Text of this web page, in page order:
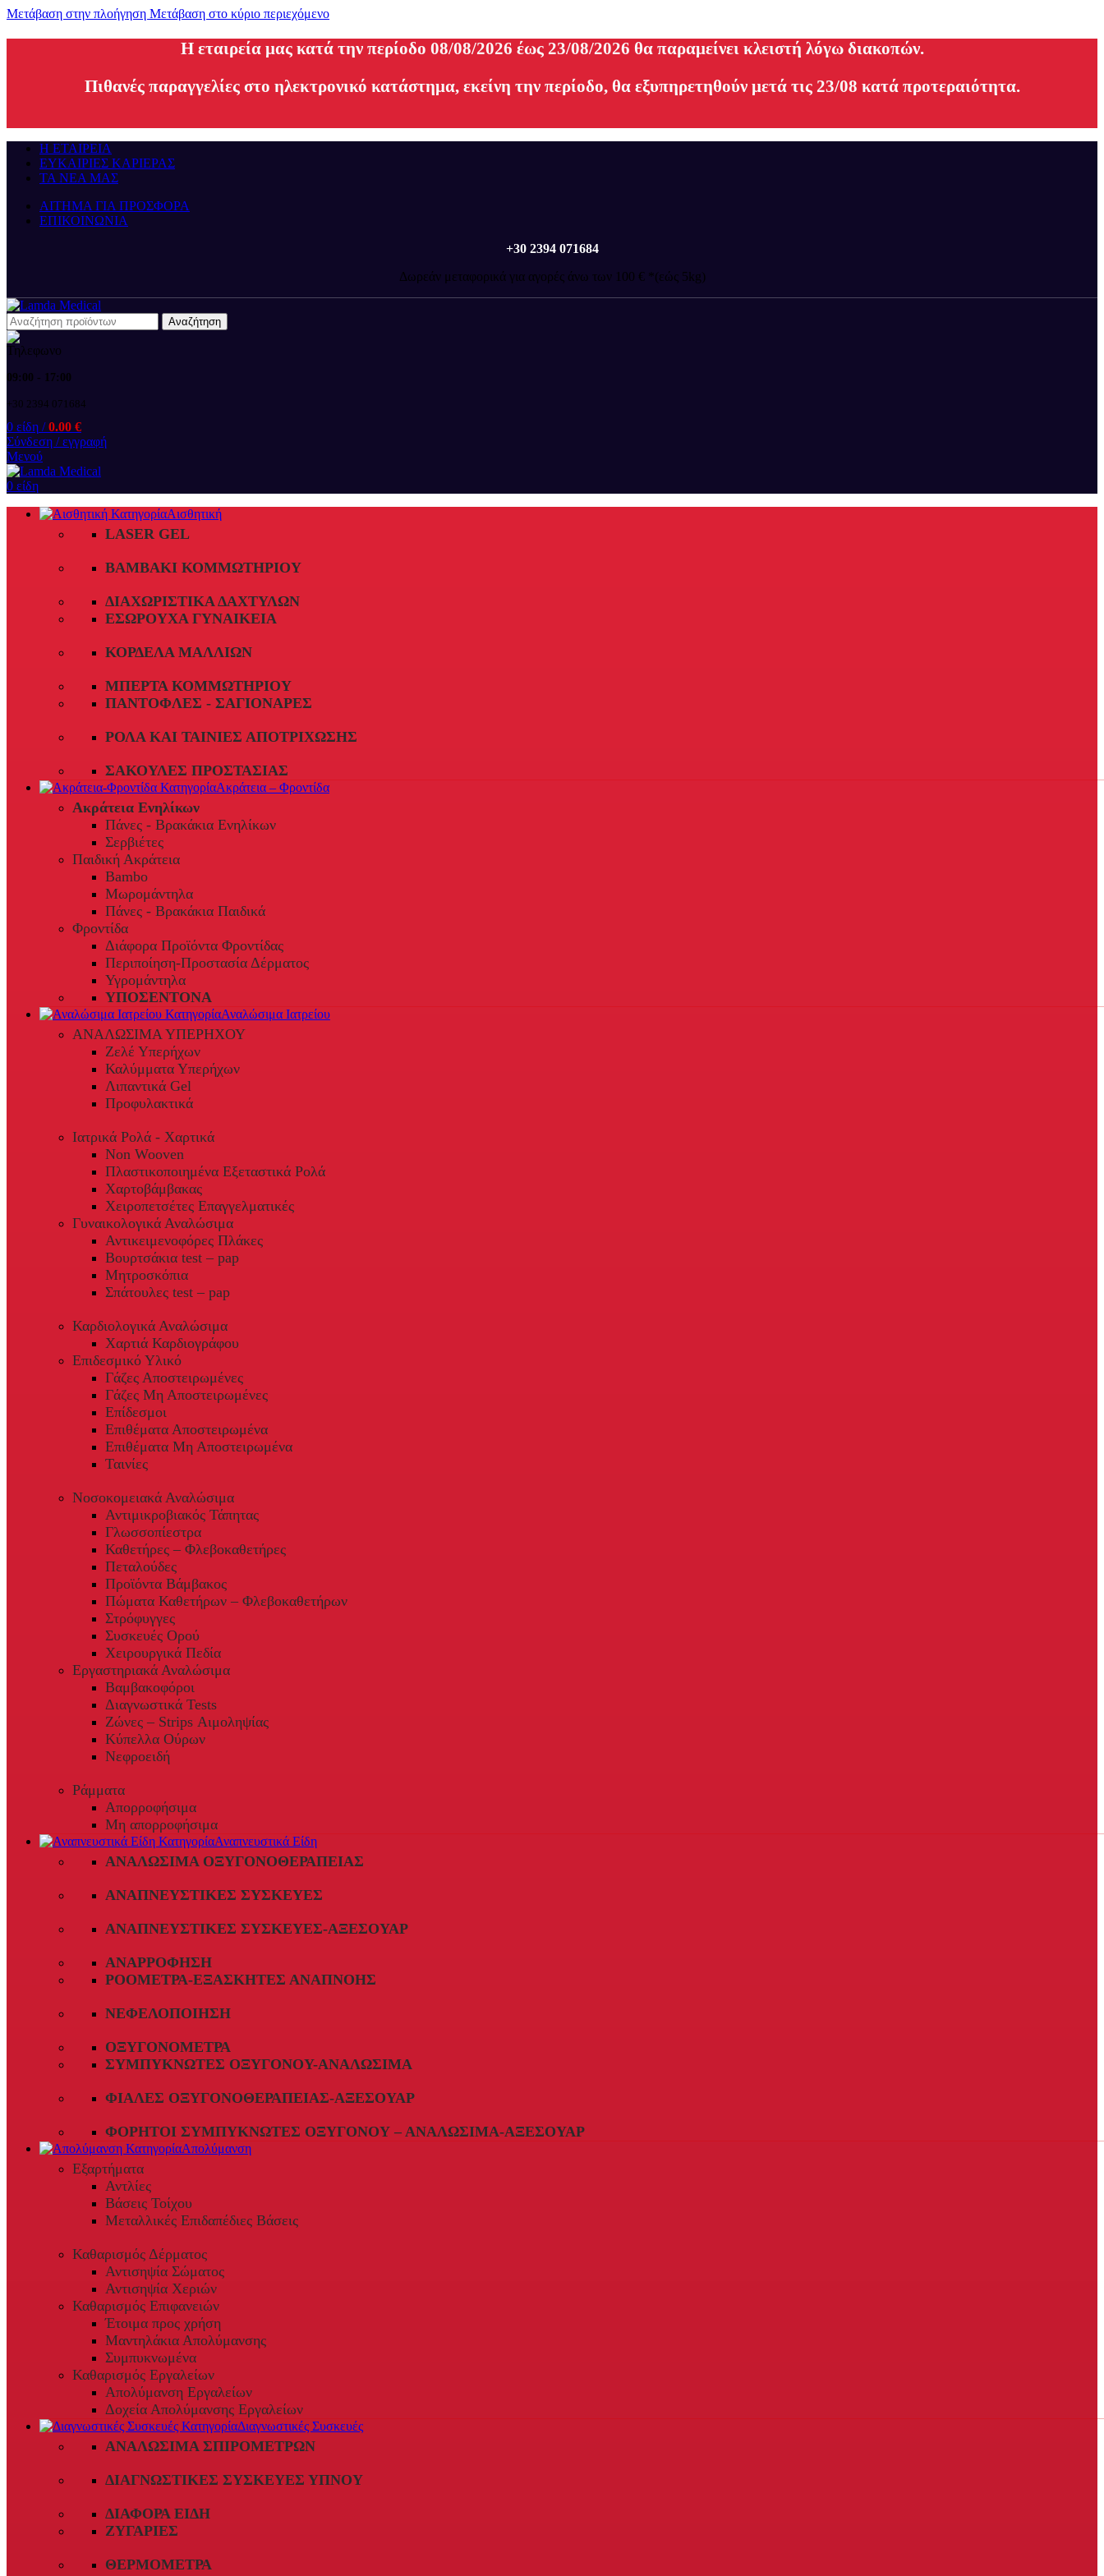
Μετάβαση στην πλοήγηση Μετάβαση στο κύριο περιεχόμενο
H εταιρεία μας κατά την περίοδο 08/08/2026 έως 23/08/2026 θα παραμείνει κλειστή λόγω διακοπών.
Πιθανές παραγγελίες στο ηλεκτρονικό κατάστημα, εκείνη την περίοδο, θα εξυπηρετηθούν μετά τις 23/08 κατά προτεραιότητα.
Η ΕΤΑΙΡΕΙΑ
ΕΥΚΑΙΡΙΕΣ ΚΑΡΙΕΡΑΣ
ΤΑ ΝΕΑ ΜΑΣ
ΑΙΤΗΜΑ ΓΙΑ ΠΡΟΣΦΟΡΑ
ΕΠΙΚΟΙΝΩΝΙΑ
+30 2394 071684
Δωρεάν μεταφορικά για αγορές άνω των 100 € *(εώς 5kg)
Αναζήτηση
09:00 - 17:00
+30 2394 071684
0 είδη / 0.00 €
Σύνδεση / εγγραφή
Μενού
0 είδη
Αισθητική
LASER GEL
ΒΑΜΒΆΚΙ ΚΟΜΜΩΤΗΡΊΟΥ
ΔΙΑΧΩΡΙΣΤΙΚΆ ΔΑΧΤΎΛΩΝ
ΕΣΏΡΟΥΧΑ ΓΥΝΑΙΚΕΊΑ
ΚΟΡΔΈΛΑ ΜΑΛΛΙΏΝ
ΜΠΈΡΤΑ ΚΟΜΜΩΤΗΡΊΟΥ
ΠΑΝΤΌΦΛΕΣ - ΣΑΓΙΟΝΆΡΕΣ
ΡΟΛΆ ΚΑΙ ΤΑΙΝΊΕΣ ΑΠΟΤΡΊΧΩΣΗΣ
ΣΑΚΟΎΛΕΣ ΠΡΟΣΤΑΣΊΑΣ
Ακράτεια – Φροντίδα
Ακράτεια Ενηλίκων
Πάνες - Βρακάκια Ενηλίκων
Σερβιέτες
Παιδική Ακράτεια
Bambo
Μωρομάντηλα
Πάνες - Βρακάκια Παιδικά
Φροντίδα
Διάφορα Προϊόντα Φροντίδας
Περιποίηση-Προστασία Δέρματος
Υγρομάντηλα
ΥΠΟΣΕΝΤΟΝΑ
Αναλώσιμα Ιατρείου
ΑΝΑΛΩΣΙΜΑ ΥΠΕΡΗΧΟΥ
Ζελέ Υπερήχων
Καλύμματα Υπερήχων
Λιπαντικά Gel
Προφυλακτικά
Ιατρικά Ρολά - Χαρτικά
Non Wooven
Πλαστικοποιημένα Εξεταστικά Ρολά
Χαρτοβάμβακας
Χειροπετσέτες Επαγγελματικές
Γυναικολογικά Αναλώσιμα
Αντικειμενοφόρες Πλάκες
Βουρτσάκια test – pap
Μητροσκόπια
Σπάτουλες test – pap
Καρδιολογικά Αναλώσιμα
Χαρτιά Καρδιογράφου
Επιδεσμικό Υλικό
Γάζες Αποστειρωμένες
Γάζες Μη Αποστειρωμένες
Επίδεσμοι
Επιθέματα Αποστειρωμένα
Επιθέματα Μη Αποστειρωμένα
Ταινίες
Νοσοκομειακά Αναλώσιμα
Αντιμικροβιακός Τάπητας
Γλωσσοπίεστρα
Καθετήρες – Φλεβοκαθετήρες
Πεταλούδες
Προϊόντα Βάμβακος
Πώματα Καθετήρων – Φλεβοκαθετήρων
Στρόφυγγες
Συσκευές Ορού
Χειρουργικά Πεδία
Εργαστηριακά Αναλώσιμα
Βαμβακοφόροι
Διαγνωστικά Tests
Ζώνες – Strips Αιμοληψίας
Κύπελλα Ούρων
Νεφροειδή
Ράμματα
Απορροφήσιμα
Μη απορροφήσιμα
Αναπνευστικά Είδη
ΑΝΑΛΏΣΙΜΑ ΟΞΥΓΟΝΟΘΕΡΑΠΕΊΑΣ
ΑΝΑΠΝΕΥΣΤΙΚΈΣ ΣΥΣΚΕΥΈΣ
ΑΝΑΠΝΕΥΣΤΙΚΈΣ ΣΥΣΚΕΥΈΣ-ΑΞΕΣΟΥΆΡ
ΑΝΑΡΡΌΦΗΣΗ
ΡΟΌΜΕΤΡΑ-ΕΞΑΣΚΗΤΈΣ ΑΝΑΠΝΟΉΣ
ΝΕΦΕΛΟΠΟΊΗΣΗ
ΟΞΥΓΟΝΌΜΕΤΡΑ
ΣΥΜΠΥΚΝΩΤΈΣ ΟΞΥΓΌΝΟΥ-ΑΝΑΛΏΣΙΜΑ
ΦΙΆΛΕΣ ΟΞΥΓΟΝΟΘΕΡΑΠΕΊΑΣ-ΑΞΕΣΟΥΆΡ
ΦΟΡΗΤΟΊ ΣΥΜΠΥΚΝΩΤΈΣ ΟΞΥΓΌΝΟΥ – ΑΝΑΛΏΣΙΜΑ-ΑΞΕΣΟΥΆΡ
Απολύμανση
Εξαρτήματα
Αντλίες
Βάσεις Τοίχου
Μεταλλικές Επιδαπέδιες Βάσεις
Καθαρισμός Δέρματος
Αντισηψία Σώματος
Αντισηψία Χεριών
Καθαρισμός Επιφανειών
Έτοιμα προς χρήση
Μαντηλάκια Απολύμανσης
Συμπυκνωμένα
Καθαρισμός Εργαλείων
Απολύμανση Εργαλείων
Δοχεία Απολύμανσης Εργαλείων
Διαγνωστικές Συσκευές
ΑΝΑΛΏΣΙΜΑ ΣΠΙΡΟΜΈΤΡΩΝ
ΔΙΑΓΝΩΣΤΙΚΈΣ ΣΥΣΚΕΥΈΣ ΎΠΝΟΥ
ΔΙΆΦΟΡΑ ΕΊΔΗ
ΖΥΓΑΡΙΈΣ
ΘΕΡΜΌΜΕΤΡΑ